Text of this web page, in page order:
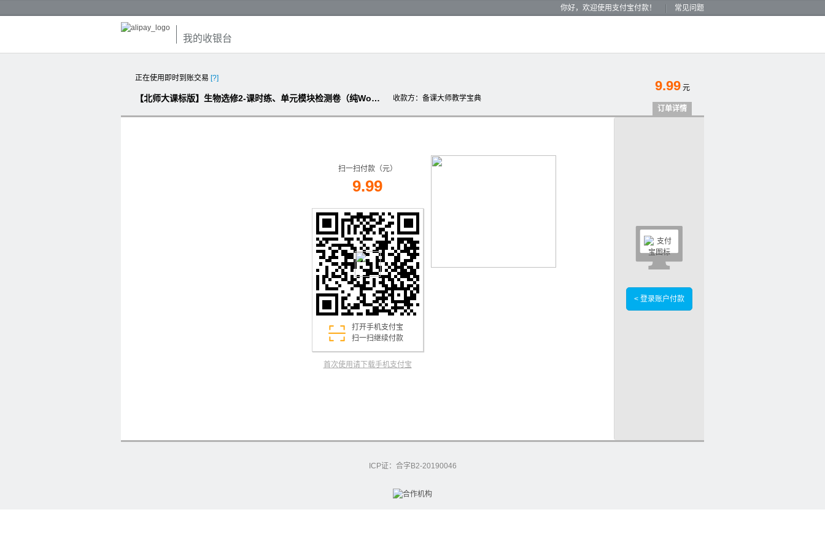
常见问题
你好，欢迎使用支付宝付款！
我的收银台
正在使用即时到账交易 [?]
【北师大课标版】生物选修2-课时练、单元模块检测卷（纯Word版，含答案解析） 收款方：备课大师教学宝典
9.99 元
订单详情
扫一扫付款（元）
9.99
打开手机支付宝
扫一扫继续付款
首次使用请下载手机支付宝

< 登录账户付款
ICP证：合字B2-20190046